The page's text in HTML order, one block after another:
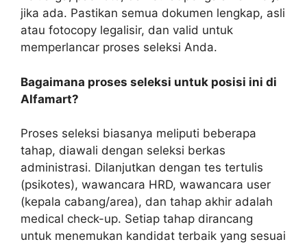
jika ada. Pastikan semua dokumen lengkap, asli
atau fotocopy legalisir, dan valid untuk
memperlancar proses seleksi Anda.
Bagaimana proses seleksi untuk posisi ini di
Alfamart?
Proses seleksi biasanya meliputi beberapa
tahap, diawali dengan seleksi berkas
administrasi. Dilanjutkan dengan tes tertulis
(psikotes), wawancara HRD, wawancara user
(kepala cabang/area), dan tahap akhir adalah
medical check-up. Setiap tahap dirancang
untuk menemukan kandidat terbaik yang sesuai